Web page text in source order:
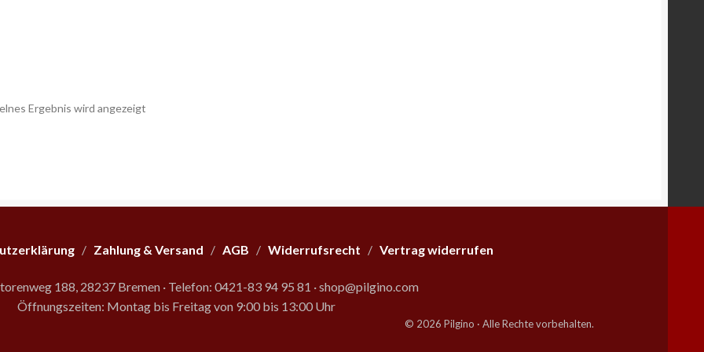
Ergebnis wird angezeigt
/ Zahlung & Versand / AGB / Widerrufsrecht / Vertrag widerrufen
188, 28237 Bremen · Telefon: 0421-83 94 95 81 ·shop@pilgino.com
Öffnungszeiten: Montag bis Freitag von 9:00 bis 13:00 Uhr
© 2026 Pilgino · Alle Rechte vorbehalten.